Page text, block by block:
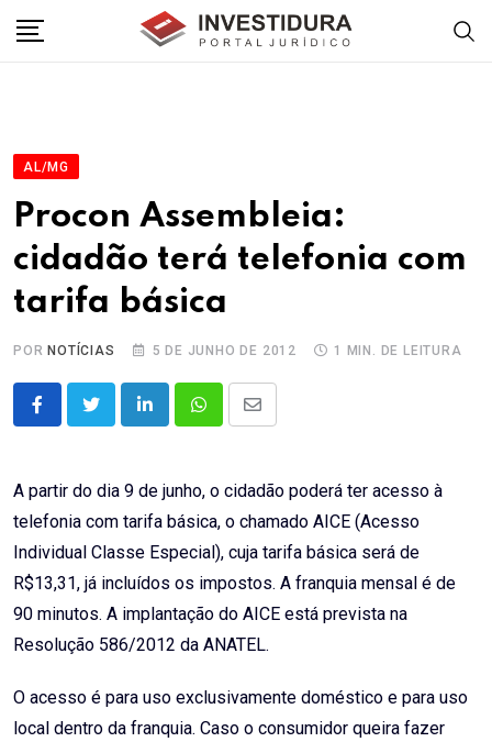
AL/MG
Procon Assembleia:
cidadão terá telefonia com
tarifa básica
POR NOTÍCIAS 5 DE JUNHO DE 2012 1 MIN. DE LEITURA
LinkedInWhatsappShare
Email
A partir do dia 9 de junho, o cidadão poderá ter acesso à
telefonia com tarifa básica, o chamado AICE (Acesso
Individual Classe Especial), cuja tarifa básica será de
R$13,31, já incluídos os impostos. A franquia mensal é de
90 minutos. A implantação do AICE está prevista na
Resolução 586/2012 da ANATEL.
O acesso é para uso exclusivamente doméstico e para uso
local dentro da franquia. Caso o consumidor queira fazer